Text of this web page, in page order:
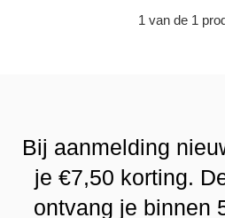
1 van de 1
Bij aanmelding
je €7,50 korting.
ontvang je binnen